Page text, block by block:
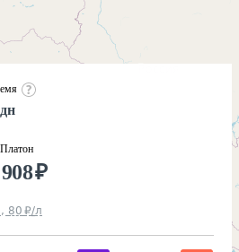
дн
₽
, 80 ₽/л